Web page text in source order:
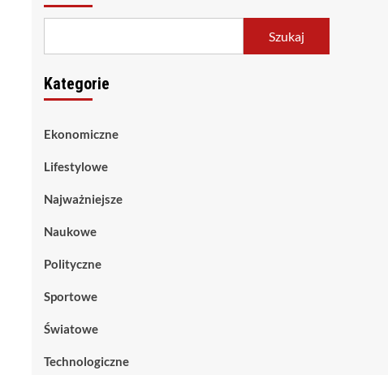
Szukaj
Kategorie
Ekonomiczne
Lifestylowe
Najważniejsze
Naukowe
Polityczne
Sportowe
Światowe
Technologiczne